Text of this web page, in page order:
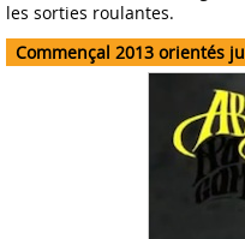
les sorties roulantes.
Commençal 2013 orientés